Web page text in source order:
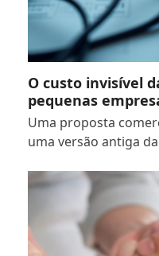
O custo invisível
pequenas
Uma proposta
uma versão antiga